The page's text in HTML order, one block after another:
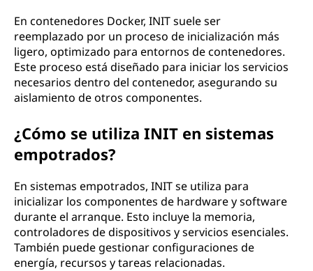
En contenedores Docker, INIT suele ser
reemplazado por un proceso de inicialización más
ligero, optimizado para entornos de contenedores.
Este proceso está diseñado para iniciar los servicios
necesarios dentro del contenedor, asegurando su
aislamiento de otros componentes.
¿Cómo se utiliza INIT en sistemas
empotrados?
En sistemas empotrados, INIT se utiliza para
inicializar los componentes de hardware y software
durante el arranque. Esto incluye la memoria,
controladores de dispositivos y servicios esenciales.
También puede gestionar configuraciones de
energía, recursos y tareas relacionadas.